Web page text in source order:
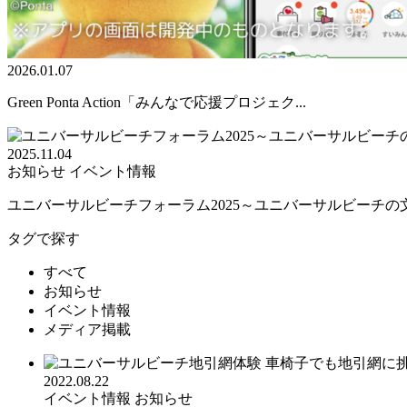
2026.01.07
Green Ponta Action「みんなで応援プロジェク...
2025.11.04
お知らせ イベント情報
ユニバーサルビーチフォーラム2025～ユニバーサルビーチの
タグで探す
すべて
お知らせ
イベント情報
メディア掲載
2022.08.22
イベント情報 お知らせ